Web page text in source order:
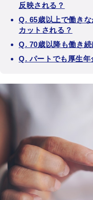
反映される？
Q. 65歳以上で働き
カットされる？
Q. 70歳以降も働き
Q. パートでも厚生年